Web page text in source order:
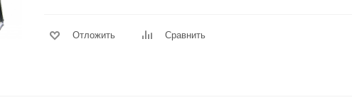
Отложить Сравнить